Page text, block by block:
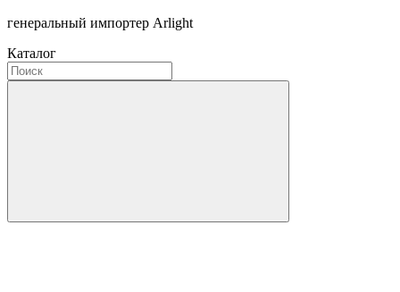
генеральный импортер Arlight
Каталог